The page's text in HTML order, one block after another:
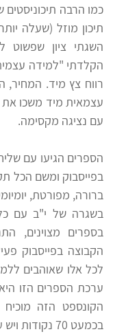
מידע
כללי
קורסי
פסיכומטרי
תלמידים
ממליצים
וחטיבות
ביניים
הכנה
למבחני
מיון
ניב
רווח
חיפוש
לימודים
כמו הרבה
תיכון מוזל (שעלה
השגתי ציון שפשוט
הקלדתי "למידה
רווח צץ מיד. המחיר,
עצמאית מיד משכו את
עם נציגה מקסימה.
הספרים הגיעו עם
בפייסבוק ומשם הכל
ברורה, מפורטת,
בשגרה של י"ב עם כל
בספרים מצוינים,
הקבוצה בפייסבוק
לכל אלו שאוהבים
ערכת הספרים הזו
הקונספט הזה
בכמעט 70 נקודות ויש עוד רבים כמוני.